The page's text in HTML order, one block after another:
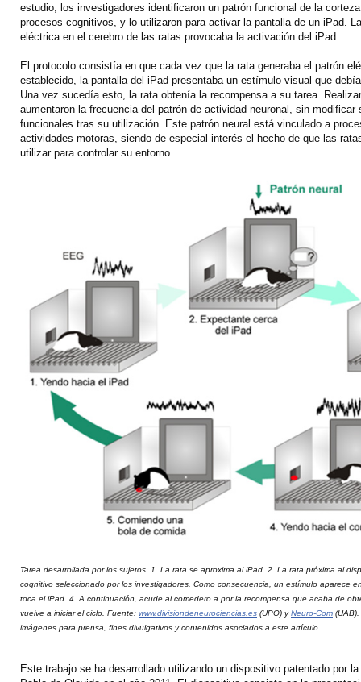
estudio, los investigadores identificaron un patrón funcional de la
procesos cognitivos, y lo utilizaron para activar la pantalla de un iPad.
eléctrica en el cerebro de las ratas provocaba la activación del iPad.
El protocolo consistía en que cada vez que la rata generaba el patrón
establecido, la pantalla del iPad presentaba un estímulo visual que
Una vez sucedía esto, la rata obtenía la recompensa a su tarea.
aumentaron la frecuencia del patrón de actividad neuronal, sin modificar
funcionales tras su utilización. Este patrón neural está vinculado a
actividades motoras, siendo de especial interés el hecho de que las
utilizar para controlar su entorno.
Tarea desarrollada por los sujetos. 1. La rata se aproxima al iPad. 2. La rata próxima al
cognitivo seleccionado por los investigadores. Como consecuencia, un estímulo aparece
toca el iPad. 4. A continuación, acude al comedero a por la recompensa que acaba de
vuelve a iniciar el ciclo. Fuente: www.divisiondeneurociencias.es (UPO) yNeuro-Com
imágenes para prensa, fines divulgativos y contenidos asociados a este artículo.
Este trabajo se ha desarrollado utilizando un dispositivo patentado por